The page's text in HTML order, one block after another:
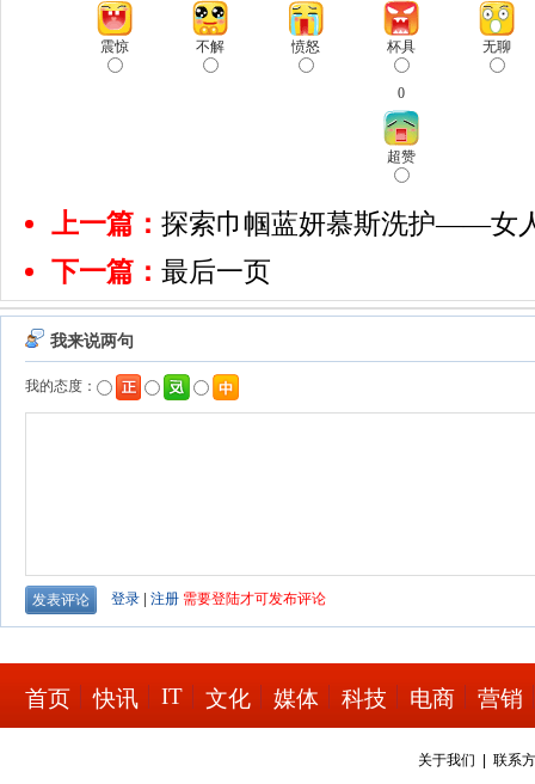
震惊 不解 愤怒 杯具 无聊
0
超赞
上一篇： 探索巾帼蓝妍慕斯洗护——女
下一篇： 最后一页
首页 快讯 IT 文化 媒体 科技 电商 营销
关于我们 联系